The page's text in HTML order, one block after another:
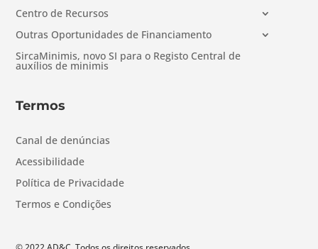
Centro de Recursos
Outras Oportunidades de Financiamento
SircaMinimis, novo SI para o Registo Central de
auxílios de minimis
Termos
Canal de denúncias
Acessibilidade
Política de Privacidade
Termos e Condições